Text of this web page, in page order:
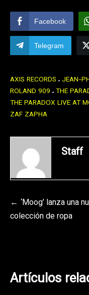
Facebook
Telegram
AXIS RECORDS JEAN-
ROLAND 909 THE
THE PARADOX LIVE AT
ZAF ZAPHA
Staff
Navegación
de
‘Moog’ lanza una
colección de ropa
Artículos